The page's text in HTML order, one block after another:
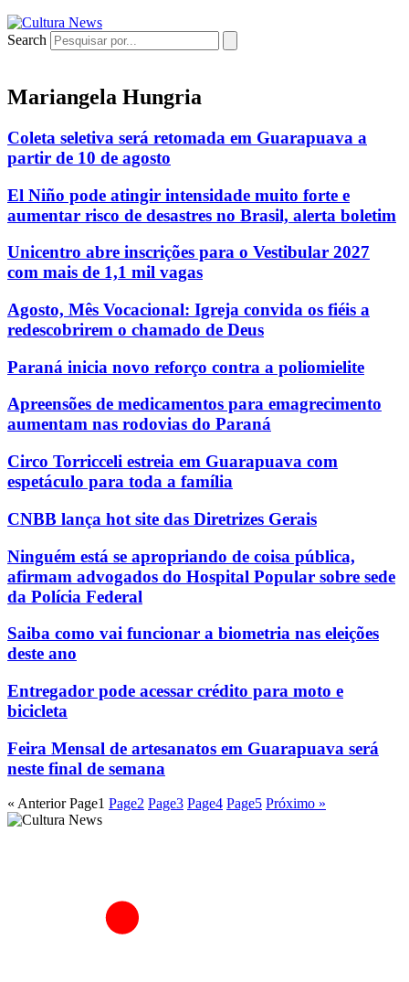
Search
Mariangela Hungria
Coleta seletiva será retomada em Guarapuava a
partir de 10 de agosto
El Niño pode atingir intensidade muito forte e
aumentar risco de desastres no Brasil, alerta boletim
Unicentro abre inscrições para o Vestibular 2027
com mais de 1,1 mil vagas
Agosto, Mês Vocacional: Igreja convida os fiéis a
redescobrirem o chamado de Deus
Paraná inicia novo reforço contra a poliomielite
Apreensões de medicamentos para emagrecimento
aumentam nas rodovias do Paraná
Circo Torricceli estreia em Guarapuava com
espetáculo para toda a família
CNBB lança hot site das Diretrizes Gerais
Ninguém está se apropriando de coisa pública,
afirmam advogados do Hospital Popular sobre sede
da Polícia Federal
Saiba como vai funcionar a biometria nas eleições
deste ano
Entregador pode acessar crédito para moto e
bicicleta
Feira Mensal de artesanatos em Guarapuava será
neste final de semana
« Anterior Page1 Page2 Page3 Page4 Page5 Próximo »